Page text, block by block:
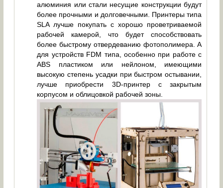
алюминия или стали несущие конструкции будут
более прочными и долговечными. Принтеры типа
SLA лучше покупать с хорошо проветриваемой
рабочей камерой, что будет способствовать
более быстрому отвердеванию фотополимера. А
для устройств FDM типа, особенно при работе с
ABS пластиком или нейлоном, имеющими
высокую степень усадки при быстром остывании,
лучше приобрести 3D-принтер с закрытым
корпусом и облицовкой рабочей зоны.